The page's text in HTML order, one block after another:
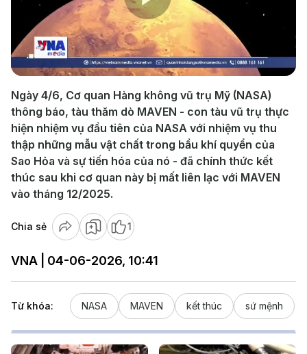
Play
Video
Ngày 4/6, Cơ quan Hàng không vũ trụ Mỹ (NASA)
thông báo, tàu thăm dò MAVEN - con tàu vũ trụ thực
hiện nhiệm vụ đầu tiên của NASA với nhiệm vụ thu
thập những mẫu vật chất trong bầu khí quyển của
Sao Hỏa và sự tiến hóa của nó - đã chính thức kết
thúc sau khi cơ quan này bị mất liên lạc với MAVEN
vào tháng 12/2025.
Chia sẻ 1
VNA | 04-06-2026, 10:41
Từ khóa: NASA MAVEN kết thúc sứ mệnh